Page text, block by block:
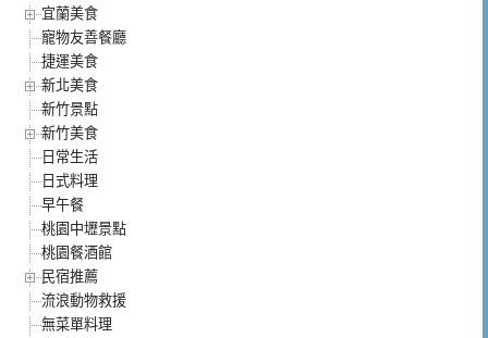
宜蘭美食
寵物友善餐廳
捷運美食
新北美食
新竹景點
新竹美食
日常生活
日式料理
早午餐
桃園中壢景點
桃園餐酒館
民宿推薦
流浪動物救援
無菜單料理